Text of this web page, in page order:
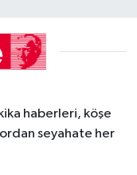
haberleri, köşe
seyahate her